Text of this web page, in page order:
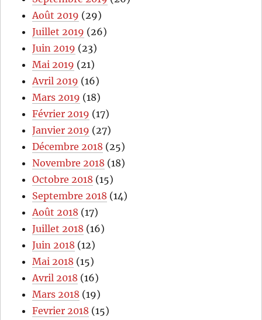
Août 2019 (29)
Juillet 2019 (26)
Juin 2019 (23)
Mai 2019 (21)
Avril 2019 (16)
Mars 2019 (18)
Février 2019 (17)
Janvier 2019 (27)
Décembre 2018 (25)
Novembre 2018 (18)
Octobre 2018 (15)
Septembre 2018 (14)
Août 2018 (17)
Juillet 2018 (16)
Juin 2018 (12)
Mai 2018 (15)
Avril 2018 (16)
Mars 2018 (19)
Fevrier 2018 (15)